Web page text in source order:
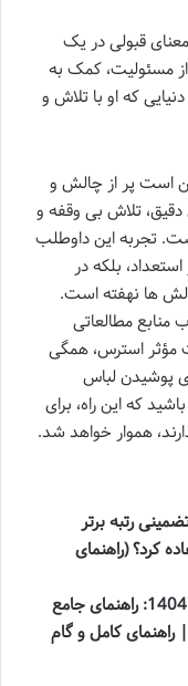
قبولی در یک
از مسئولیت، کمک به
که او با تلاش و
است پر از چالش و
دقیق، تلاش بی وقفه و
تجربه این داوطلب
بلکه در
ها نهفته است.
مطالعاتی
مؤثر استرس، همگی
پوشیدن لباس
که این راه، برای
هموار خواهد شد.
رتبه برتر
کرد؟ (راهنمای
کامل و گام